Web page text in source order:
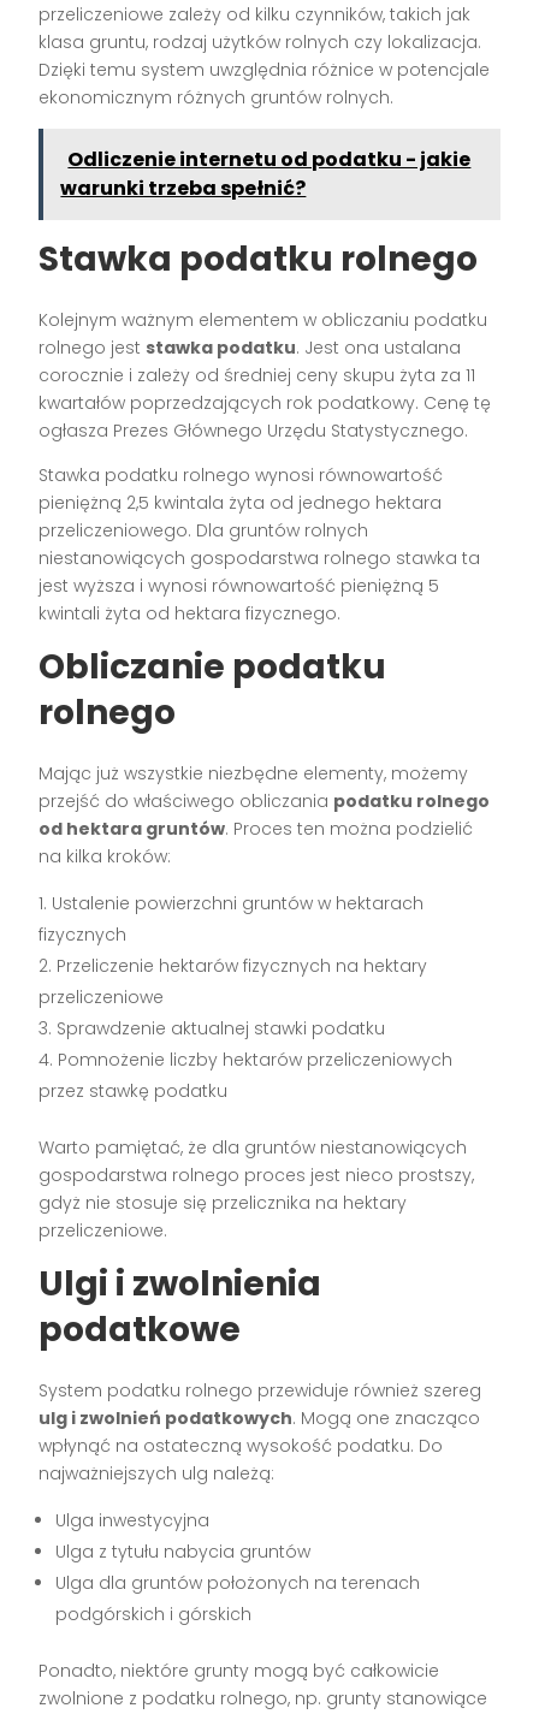
przeliczeniowe zależy od kilku czynników, takich jak
klasa gruntu, rodzaj użytków rolnych czy lokalizacja.
Dzięki temu system uwzględnia różnice w potencjale
ekonomicznym różnych gruntów rolnych.
Odliczenie internetu od podatku - jakie
warunki trzeba spełnić?
Stawka podatku rolnego
Kolejnym ważnym elementem w obliczaniu podatku
rolnego jest stawka podatku. Jest ona ustalana
corocznie i zależy od średniej ceny skupu żyta za 11
kwartałów poprzedzających rok podatkowy. Cenę tę
ogłasza Prezes Głównego Urzędu Statystycznego.
Stawka podatku rolnego wynosi równowartość
pieniężną 2,5 kwintala żyta od jednego hektara
przeliczeniowego. Dla gruntów rolnych
niestanowiących gospodarstwa rolnego stawka ta
jest wyższa i wynosi równowartość pieniężną 5
kwintali żyta od hektara fizycznego.
Obliczanie podatku
rolnego
Mając już wszystkie niezbędne elementy, możemy
przejść do właściwego obliczania podatku rolnego
od hektara gruntów. Proces ten można podzielić
na kilka kroków:
Ustalenie powierzchni gruntów w hektarach
fizycznych
Przeliczenie hektarów fizycznych na hektary
przeliczeniowe
Sprawdzenie aktualnej stawki podatku
Pomnożenie liczby hektarów przeliczeniowych
przez stawkę podatku
Warto pamiętać, że dla gruntów niestanowiących
gospodarstwa rolnego proces jest nieco prostszy,
gdyż nie stosuje się przelicznika na hektary
przeliczeniowe.
Ulgi i zwolnienia
podatkowe
System podatku rolnego przewiduje również szereg
ulg i zwolnień podatkowych. Mogą one znacząco
wpłynąć na ostateczną wysokość podatku. Do
najważniejszych ulg należą:
Ulga inwestycyjna
Ulga z tytułu nabycia gruntów
Ulga dla gruntów położonych na terenach
podgórskich i górskich
Ponadto, niektóre grunty mogą być całkowicie
zwolnione z podatku rolnego, np. grunty stanowiące